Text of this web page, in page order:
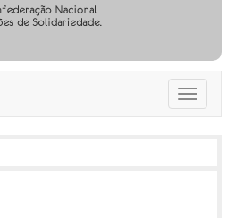
Toggle